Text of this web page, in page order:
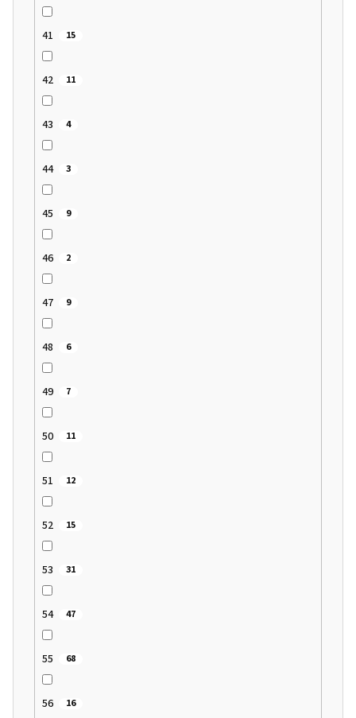
41 15
42 11
43 4
44 3
45 9
46 2
47 9
48 6
49 7
50 11
51 12
52 15
53 31
54 47
55 68
56 16